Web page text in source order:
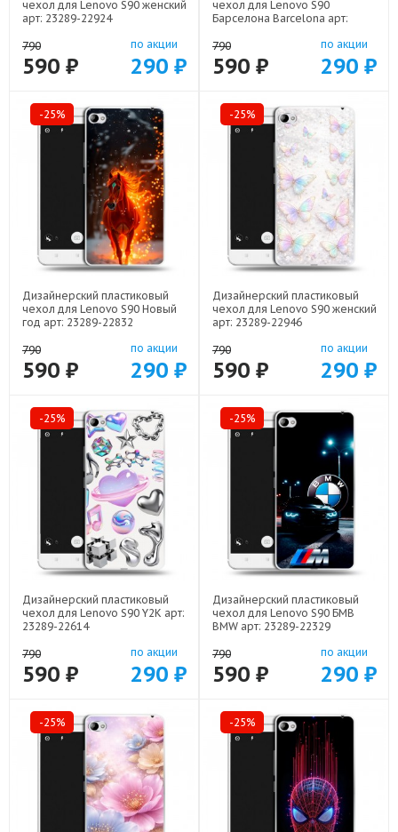
чехол для Lenovo S90 женский
арт: 23289-22924
790
590 ₽
по акции
290 ₽
чехол для Lenovo S90
Барселона Barcelona арт:
790
590 ₽
по акции
290 ₽
-25%
Дизайнерский пластиковый
чехол для Lenovo S90 Новый
год арт: 23289-22832
790
590 ₽
по акции
290 ₽
-25%
Дизайнерский пластиковый
чехол для Lenovo S90 женский
арт: 23289-22946
790
590 ₽
по акции
290 ₽
-25%
Дизайнерский пластиковый
чехол для Lenovo S90 Y2K арт:
23289-22614
790
590 ₽
по акции
290 ₽
-25%
Дизайнерский пластиковый
чехол для Lenovo S90 БМВ
BMW арт: 23289-22329
790
590 ₽
по акции
290 ₽
-25% -25%